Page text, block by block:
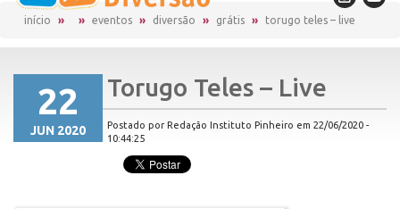
início eventos diversão grátis torugo teles – live
22
JUN 2020
Torugo Teles – Live
Postado por Redação Instituto Pinheiro em 22/06/2020 -
10:44:25